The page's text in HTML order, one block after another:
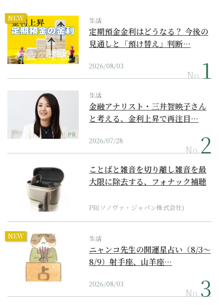
NEW 生活
定期預金金利はどうなる？ 今後の
見通しと「預け替え」判断…
2026/08/03
No.
PR
生活
金融アナリスト・三井智映子さん
と考える、金利上昇で再注目…
2026/07/28
No.
ことばと雑音を切り離し雑音を最
大限に除去する、フォナック補聴
PR(ソノヴァ・ジャパン株式会社)
NEW 生活
ニャンコ先生の開運星占い（8/3～
8/9）射手座、山羊座…
2026/08/03
No.